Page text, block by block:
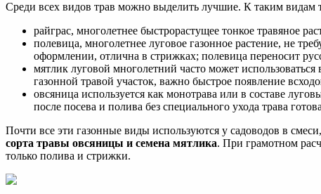
Среди всех видов трав можно выделить лучшие. К таким видам
райграс, многолетнее быстрорастущее тонкое травяное
полевица, многолетнее луговое газонное растение, не
оформлении, отлична в стрижках; полевица переносит
мятлик луговой многолетний часто может использоваться
газонной травой участок, важно быстрое появление
овсяница используется как монотрава или в составе
после посева и полива без специального ухода трава
Почти все эти газонные виды используются у садоводов в
сорта травы овсяницы и семена мятлика. При грамотном
только полива и стрижки.